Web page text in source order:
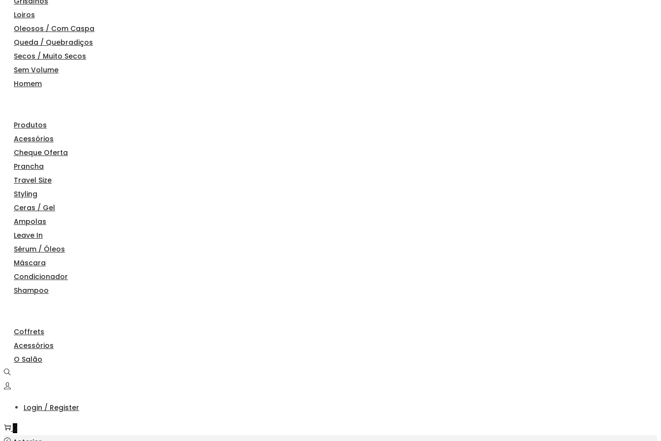
Loiros
Oleosos / Com Caspa
Queda / Quebradiços
Secos / Muito Secos
Sem Volume
Homem
Produtos
Acessórios
Cheque Oferta
Prancha
Travel Size
Styling
Ceras / Gel
Ampolas
Leave In
Sérum / Óleos
Máscara
Condicionador
Shampoo
Coffrets
Acessórios
O Salão
Login / Register
0